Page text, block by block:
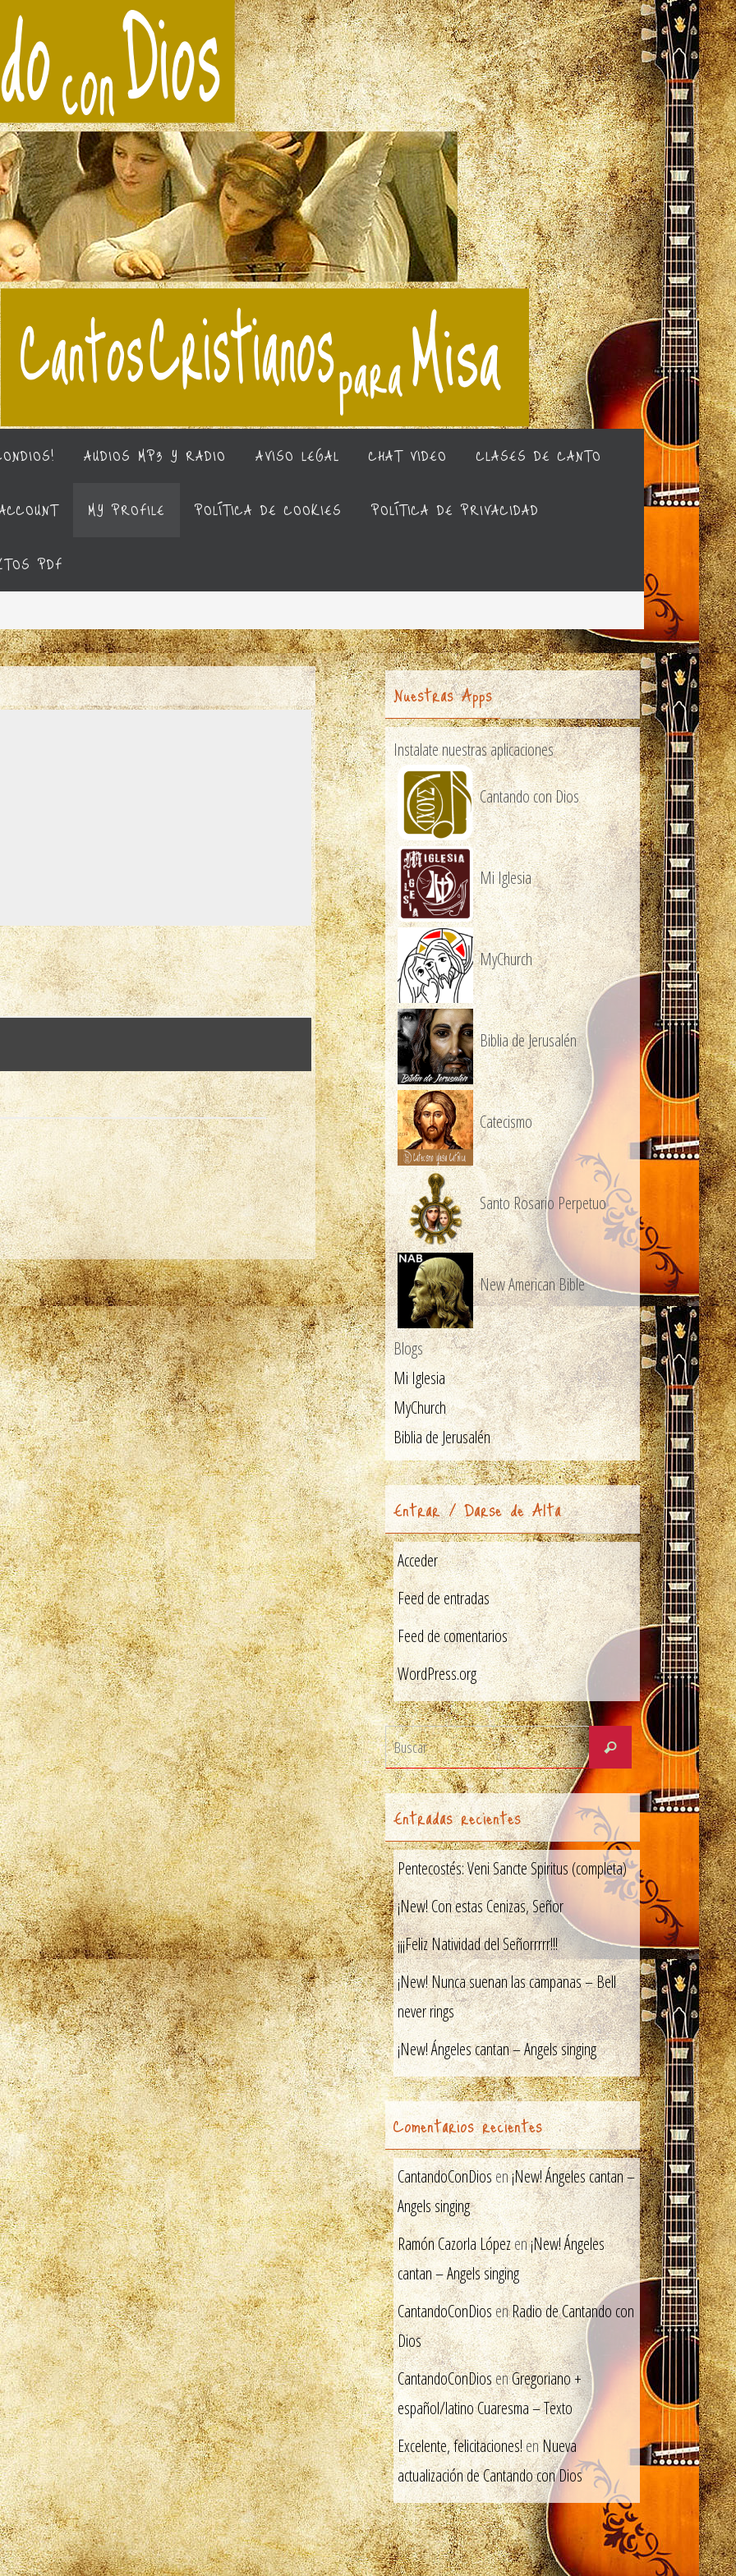
AUDIOS MP3 Y RADIO AVISO LEGAL CHAT VIDEO CLASES DE CANTO
MY PROFILE POLÍTICA DE COOKIES POLÍTICA DE PRIVACIDAD
PDF
Nuestras Apps
Instalate nuestras aplicaciones
Cantando con Dios
Mi Iglesia
MyChurch
Biblia de Jerusalén
Catecismo
Santo Rosario Perpetuo
New American Bible
Blogs
Mi Iglesia
MyChurch
Biblia de Jerusalén
Entrar / Darse de Alta
Acceder
Feed de entradas
Feed de comentarios
WordPress.org
Entradas recientes
Pentecostés: Veni Sancte Spiritus (completa)
¡New! Con estas Cenizas, Señor
¡¡¡Feliz Natividad del Señorrrrr!!!
¡New! Nunca suenan las campanas – Bell
never rings
¡New! Ángeles cantan – Angels singing
Comentarios recientes
CantandoConDiosen¡New! Ángeles cantan –
Angels singing
Ramón Cazorla Lópezen¡New! Ángeles
cantan – Angels singing
CantandoConDiosenRadio de Cantando con
Dios
CantandoConDiosenGregoriano +
español/latino Cuaresma – Texto
Excelente, felicitaciones!enNueva
actualización de Cantando con Dios